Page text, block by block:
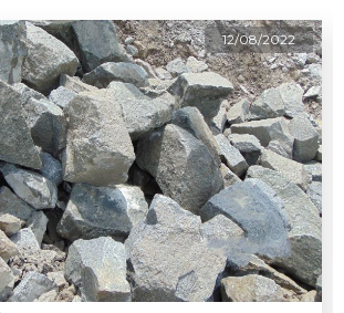
12/08/2022